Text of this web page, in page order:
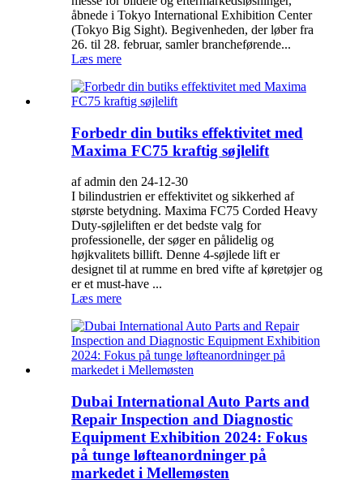
åbnede i Tokyo International Exhibition Center
(Tokyo Big Sight). Begivenheden, der løber fra
26. til 28. februar, samler brancheførende...
Læs mere
Forbedr din butiks effektivitet med
Maxima FC75 kraftig søjlelift
af admin den 24-12-30
I bilindustrien er effektivitet og sikkerhed af
største betydning. Maxima FC75 Corded Heavy
Duty-søjleliften er det bedste valg for
professionelle, der søger en pålidelig og
højkvalitets billift. Denne 4-søjlede lift er
designet til at rumme en bred vifte af køretøjer og
er et must-have ...
Læs mere
Dubai International Auto Parts and
Repair Inspection and Diagnostic
Equipment Exhibition 2024: Fokus
på tunge løfteanordninger på
markedet i Mellemøsten